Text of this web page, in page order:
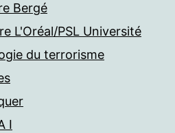
Bergé
L'Oréal/PSL Université
du terrorisme
I